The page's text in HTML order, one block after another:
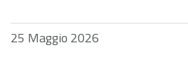
25 Maggio 2026